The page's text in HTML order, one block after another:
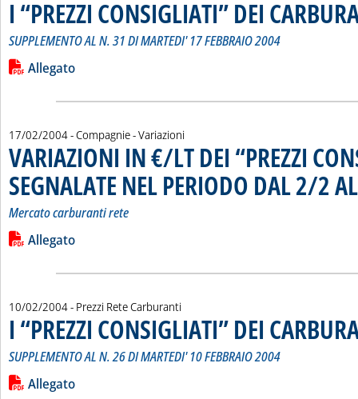
I “PREZZI CONSIGLIATI” DEI
SUPPLEMENTO AL N. 31 DI MARTEDI' 17 FEBBRAIO 2004
Leggi tutta la notizia: 'I “PREZZI CONSIGLIATI” DEI
Lista allegati PDF alla notizia
Allegato
17/02/2004- Compagnie - Variazioni
VARIAZIONI IN €/LT DEI “PREZZI
SEGNALATE NEL PERIODO DAL 2/2
Mercato carburanti rete
Leggi tutta la notizia: 'VARIAZIONI IN €/LT DEI “PREZZI
Lista allegati PDF alla notizia
Allegato
10/02/2004- Prezzi Rete Carburanti
I “PREZZI CONSIGLIATI” DEI
SUPPLEMENTO AL N. 26 DI MARTEDI' 10 FEBBRAIO 2004
Leggi tutta la notizia: 'I “PREZZI CONSIGLIATI” DEI
Lista allegati PDF alla notizia
Allegato